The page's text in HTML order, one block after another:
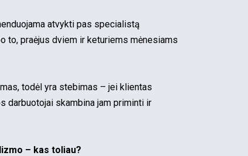
atvykti pas specialistą
to, praėjus dviem ir keturiems mėnesiams
todėl yra stebimas – jei klientas
darbuotojai skambina jam priminti ir
– kas toliau?